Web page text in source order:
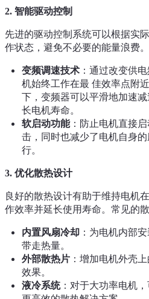
2. 智能驱动控制
先进的驱动控制系统可以根据实
作状态，避免不必要的能量浪费。
变频调速技术 ：通过改变供
机始终工作在最 佳效率点附
下，变频器可以平滑地加速
长电机寿命。
软启动功能：防止电机直接
击，同时也减少了电机自身
行。
3. 优化散热设计
良好的散热设计有助于维持电机
作效率并延长使用寿命。常见的
内置风扇冷却 ：为电机内部
带走热量。
外部散热片 ：增加电机外壳
效果。
液冷系统：对于大功率电机